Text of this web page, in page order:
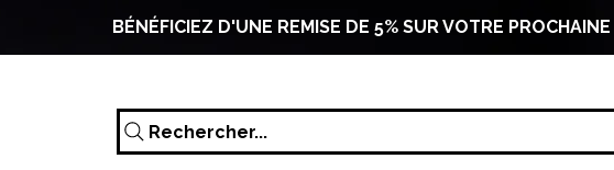
BÉNÉFICIEZ D'UNE REMISE DE 5% SUR VOTRE
Rechercher...